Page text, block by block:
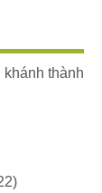
thành